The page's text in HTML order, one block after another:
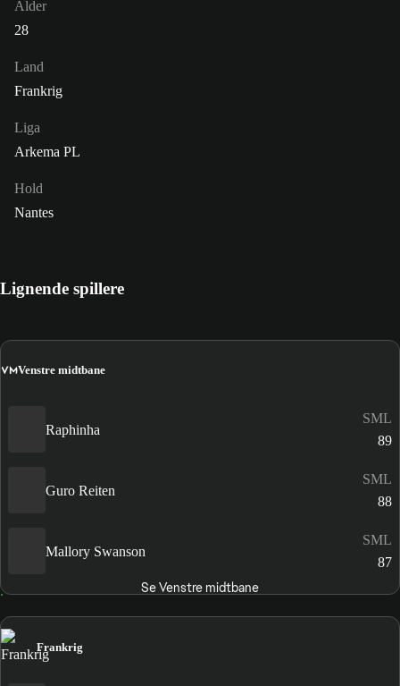
Alder
28
Land
Frankrig
Liga
Arkema PL
Hold
Nantes
Lignende spillere
VMVenstre midtbane
Raphinha
SML
89
Guro Reiten
SML
88
Mallory Swanson
SML
87
Se Venstre midtbane
Frankrig